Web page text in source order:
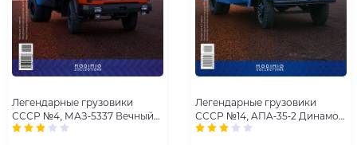
Легендарные грузовики
СССР №4, МАЗ-5337 Вечный
труженик
Легендарные грузовики
СССР №14, AПA-35-2 Динамо-
машина